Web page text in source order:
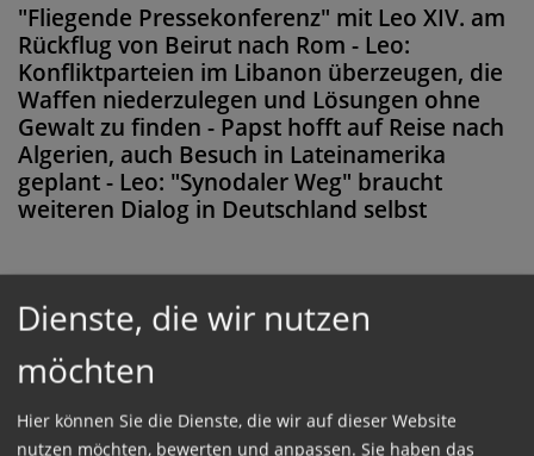
"Fliegende Pressekonferenz" mit Leo XIV. am
Rückflug von Beirut nach Rom - Leo:
Konfliktparteien im Libanon überzeugen, die
Waffen niederzulegen und Lösungen ohne
Gewalt zu finden - Papst hofft auf Reise nach
Algerien, auch Besuch in Lateinamerika
geplant - Leo: "Synodaler Weg" braucht
weiteren Dialog in Deutschland selbst
Diese Meldung ist nicht frei verfügbar. Bitte
loggen Sie sich ein, oder bestellen Sie das
Dienste, die wir nutzen
möchten
Hier können Sie die Dienste, die wir auf dieser Website
nutzen möchten, bewerten und anpassen. Sie haben das